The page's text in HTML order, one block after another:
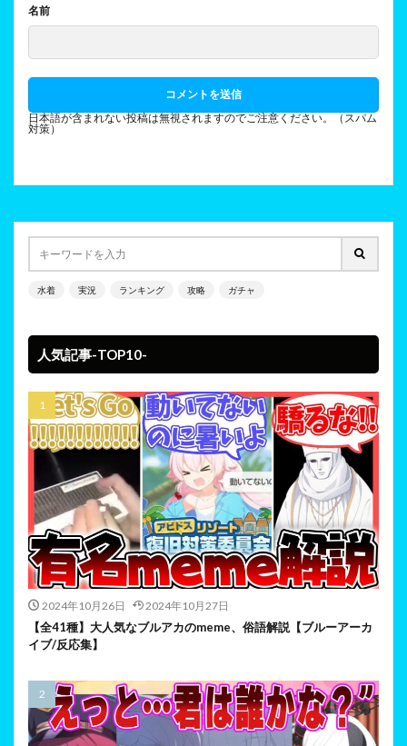
名前
日本語が含まれない投稿は無視されますのでご注意ください。（スパム
対策）
水着 実況 ランキング 攻略 ガチャ
人気記事-TOP10-
2024年10月26日 2024年10月27日
【全41種】大人気なブルアカのmeme、俗語解説【ブルーアーカ
イブ/反応集】